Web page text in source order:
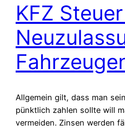
KFZ
Allgemein gilt, dass man
pünktlich zahlen sollte will
vermeiden. Zinsen werden